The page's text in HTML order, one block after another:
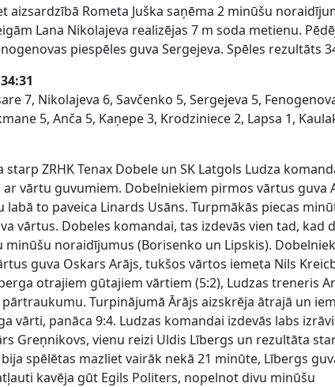
aizsardzībā Rometa Juška saņēma 2 minūšu
Lana Nikolajeva realizējas 7 m soda metienu.
piespēles guva Sergejeva. Spēles rezultāts
7, Nikolajeva 6, Savčenko 5, Sergejeva 5,
5, Anča 5, Kaņepe 3, Krodziniece 2, Lapsa 1,
ZRHK Tenax Dobele un SK Latgols Ludza
ar vārtu guvumiem. Dobelniekiem pirmos vārtus guva
labā to paveica Linards Usāns. Turpmākās piecas
vārtus. Dobeles komandai, tas izdevās vien tad, kad
minūšu noraidījumus (Borisenko un Lipskis).
guva Oskars Arājs, tukšos vārtos iemeta Nils
otrajiem gūtajiem vārtiem (5:2), Ludzas treneris
Turpinājumā Ārājs aizskrēja ātrajā un
vārti, panāca 9:4. Ludzas komandai izdevās labs
Greņnikovs, vienu reizi Uldis Lībergs un rezultāta
spēlētas mazliet vairāk nekā 21 minūte, Lībergs
kavēja gūt Egils Politers, nopelnot divu minūšu